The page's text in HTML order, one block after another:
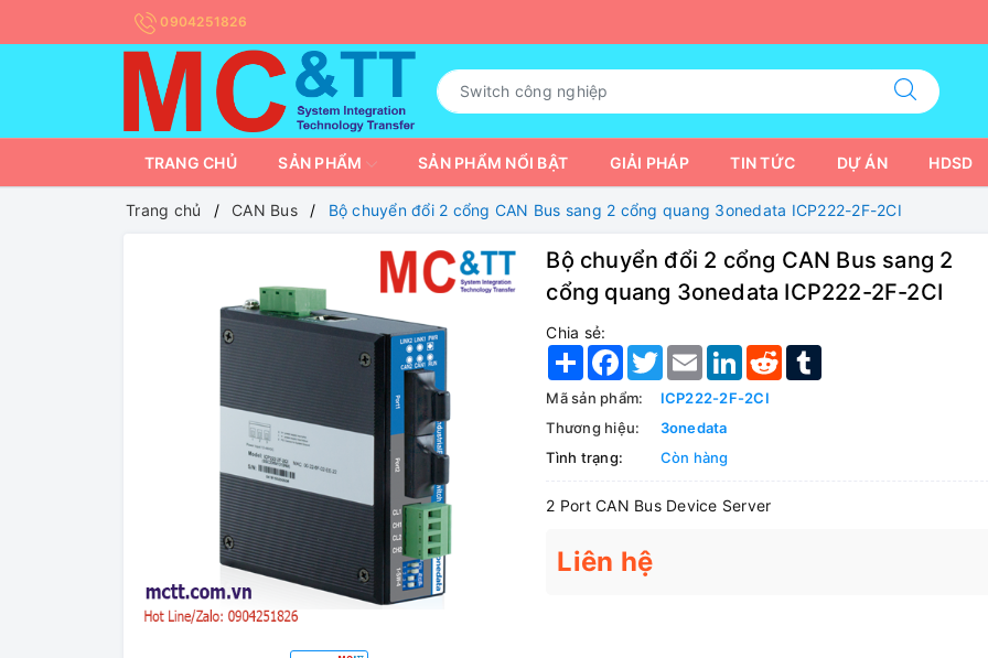
0904251826
TRANG CHỦ SẢN PHẨM SẢN PHẨM NỔI BẬT GIẢI PHÁP TIN TỨC DỰ ÁN HDSD
Trang chủ CAN Bus Bộ chuyển đổi 2 cổng CAN Bus sang 2 cổng quang 3onedata ICP222-2F-2CI
Bộ chuyển đổi 2 cổng CAN Bus sang 2
cổng quang 3onedata ICP222-2F-2CI
Chia sẻ:
Share Facebook
TwitterEmail LinkedIn
Reddit
Mã sản phẩm:
ICP222-2F-2CI
Thương hiệu:
3onedata
Tình trạng:
Còn hàng
2 Port CAN Bus Device Server
Liên hệ